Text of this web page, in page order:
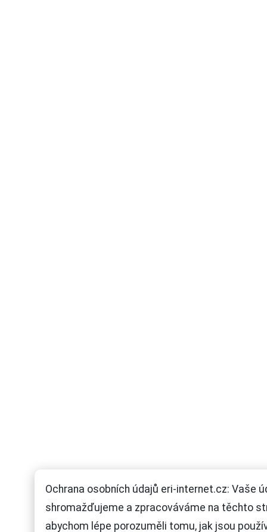
Ochrana osobních údajů eri-internet.cz: Vaše
shromažďujeme a zpracováváme na těchto
abychom lépe porozuměli tomu, jak jsou